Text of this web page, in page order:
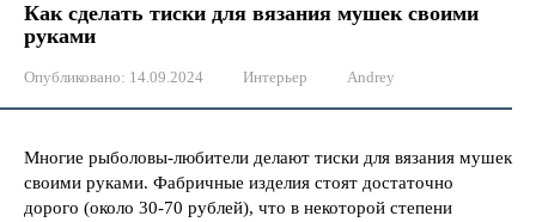
Как сделать тиски для вязания мушек своими
руками
Опубликовано: 14.09.2024 Интерьер Andrey
Многие рыболовы-любители делают тиски для вязания мушек
своими руками. Фабричные изделия стоят достаточно
дорого (около 30-70 рублей), что в некоторой степени